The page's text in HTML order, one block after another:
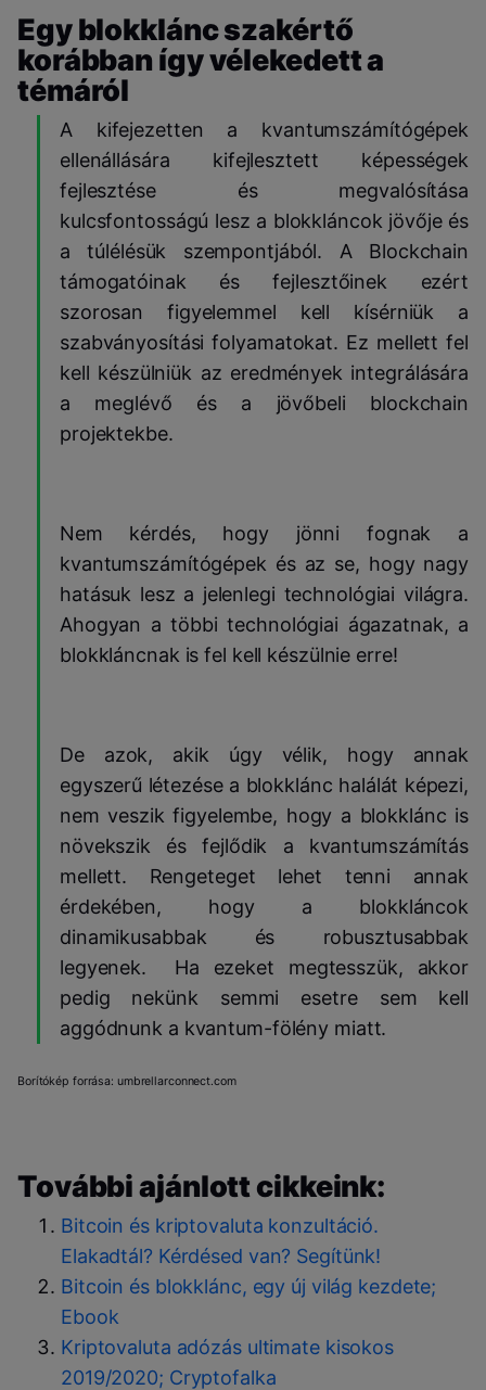
Egy blokklánc szakértő
korábban így vélekedett a
témáról
A kifejezetten a kvantumszámítógépek
ellenállására kifejlesztett képességek
fejlesztése és megvalósítása
kulcsfontosságú lesz a blokkláncok jövője és
a túlélésük szempontjából. A Blockchain
támogatóinak és fejlesztőinek ezért
szorosan figyelemmel kell kísérniük a
szabványosítási folyamatokat. Ez mellett fel
kell készülniük az eredmények integrálására
a meglévő és a jövőbeli blockchain
projektekbe.
Nem kérdés, hogy jönni fognak a
kvantumszámítógépek és az se, hogy nagy
hatásuk lesz a jelenlegi technológiai világra.
Ahogyan a többi technológiai ágazatnak, a
blokkláncnak is fel kell készülnie erre!
De azok, akik úgy vélik, hogy annak
egyszerű létezése a blokklánc halálát képezi,
nem veszik figyelembe, hogy a blokklánc is
növekszik és fejlődik a kvantumszámítás
mellett. Rengeteget lehet tenni annak
érdekében, hogy a blokkláncok
dinamikusabbak és robusztusabbak
legyenek. Ha ezeket megtesszük, akkor
pedig nekünk semmi esetre sem kell
aggódnunk a kvantum-fölény miatt.
Borítókép forrása: umbrellarconnect.com
További ajánlott cikkeink:
Bitcoin és kriptovaluta konzultáció.
Elakadtál? Kérdésed van? Segítünk!
Bitcoin és blokklánc, egy új világ kezdete;
Ebook
Kriptovaluta adózás ultimate kisokos
2019/2020; Cryptofalka